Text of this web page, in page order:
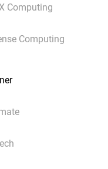
Computing
Computing